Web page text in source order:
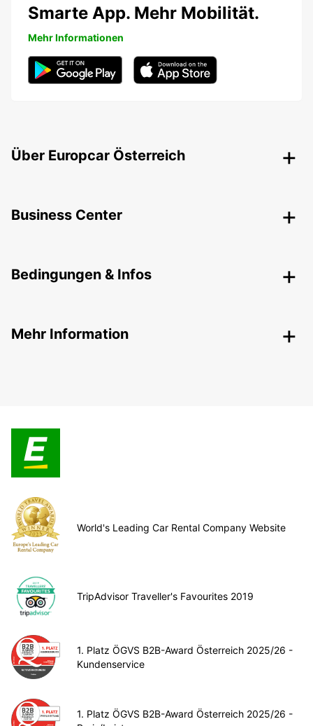
Smarte App. Mehr Mobilität.
Mehr Informationen
Über Europcar Österreich
Business Center
Bedingungen & Infos
Mehr Information
World's Leading Car Rental Company Website
TripAdvisor Traveller's Favourites 2019
1. Platz ÖGVS B2B-Award Österreich 2025/26 -
Kundenservice
1. Platz ÖGVS B2B-Award Österreich 2025/26 -